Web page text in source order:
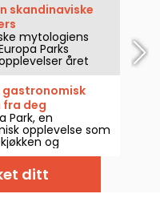
skandinaviske
mytologiens
Parks
året
gastronomisk
fra deg
Park, en
opplevelse som
og
ditt